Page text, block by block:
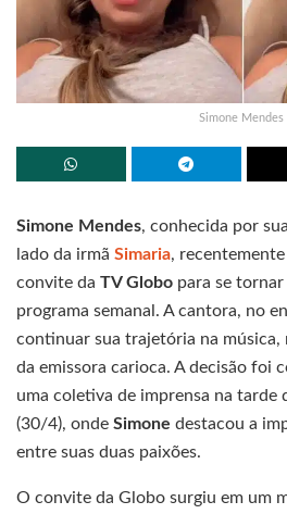
Simone
Simone Mendes, conhecida por
lado da irmã Simaria,
convite da TV Globo para se
programa semanal. A cantora, no
continuar sua trajetória na música,
da emissora carioca. A decisão foi
uma coletiva de imprensa na tarde
(30/4), onde Simone destacou a
entre suas duas paixões.
O convite da Globo surgiu em um